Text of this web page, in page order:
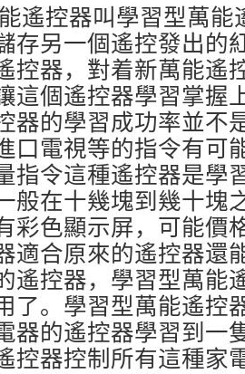
遙控器叫學習型萬
存另一個遙控發出的
控器，對着新萬能遙
這個遙控器學習掌握
器的學習成功率並不
口電視等的指令有可
指令這種遙控器是學
般在十幾塊到幾十塊
彩色顯示屏，可能價
適合原來的遙控器還
遙控器，學習型萬能
了。學習型萬能遙控
器的遙控器學習到一
控器控制所有這種家